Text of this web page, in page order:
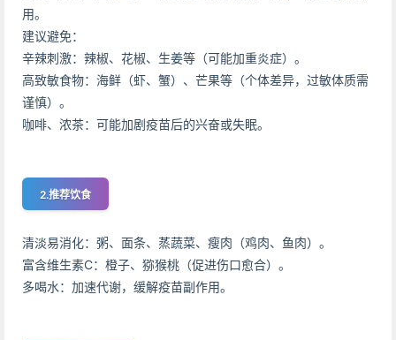
用。
建议避免：
辛辣刺激：辣椒、花椒、生姜等（可能加重炎症）。
高致敏食物：海鲜（虾、蟹）、芒果等（个体差异，过敏体质需
谨慎）。
咖啡、浓茶：可能加剧疫苗后的兴奋或失眠。
2.推荐饮食
清淡易消化：粥、面条、蒸蔬菜、瘦肉（鸡肉、鱼肉）。
富含维生素C：橙子、猕猴桃（促进伤口愈合）。
多喝水：加速代谢，缓解疫苗副作用。